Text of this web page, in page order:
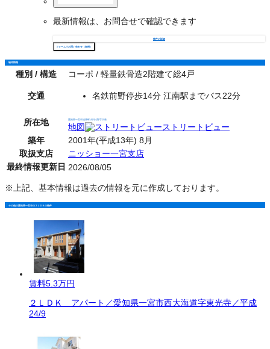
最新情報は、お問合せで確認できます
物件の詳細
フォームでお問い合わせ（無料）
物件情報
種別 / 構造 コーポ / 軽量鉄骨造2階建て総4戸
交通 名鉄前野停歩14分 江南駅までバス22分
所在地 愛知県一宮市浅井町小日比野字大萩
地図
ストリートビュー
築年
2001年(平成13年) 8月
取扱支店
ニッショー一宮支店
最終情報更新日 2026/08/05
※上記、基本情報は過去の情報を元に作成しております。
その他の愛知県一宮市の２ＬＤＫの物件
賃料5.3万円
２ＬＤＫ アパート／愛知県一宮市西大海道字東光寺／平成
24/9